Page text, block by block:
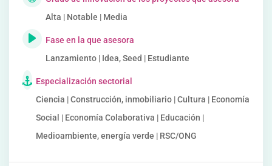
Alta | Notable | Media
Fase en la que asesora
Lanzamiento | Idea, Seed | Estudiante
Especialización sectorial
Ciencia | Construcción, inmobiliario | Cultura | Economía
Social | Economía Colaborativa | Educación |
Medioambiente, energía verde | RSC/ONG